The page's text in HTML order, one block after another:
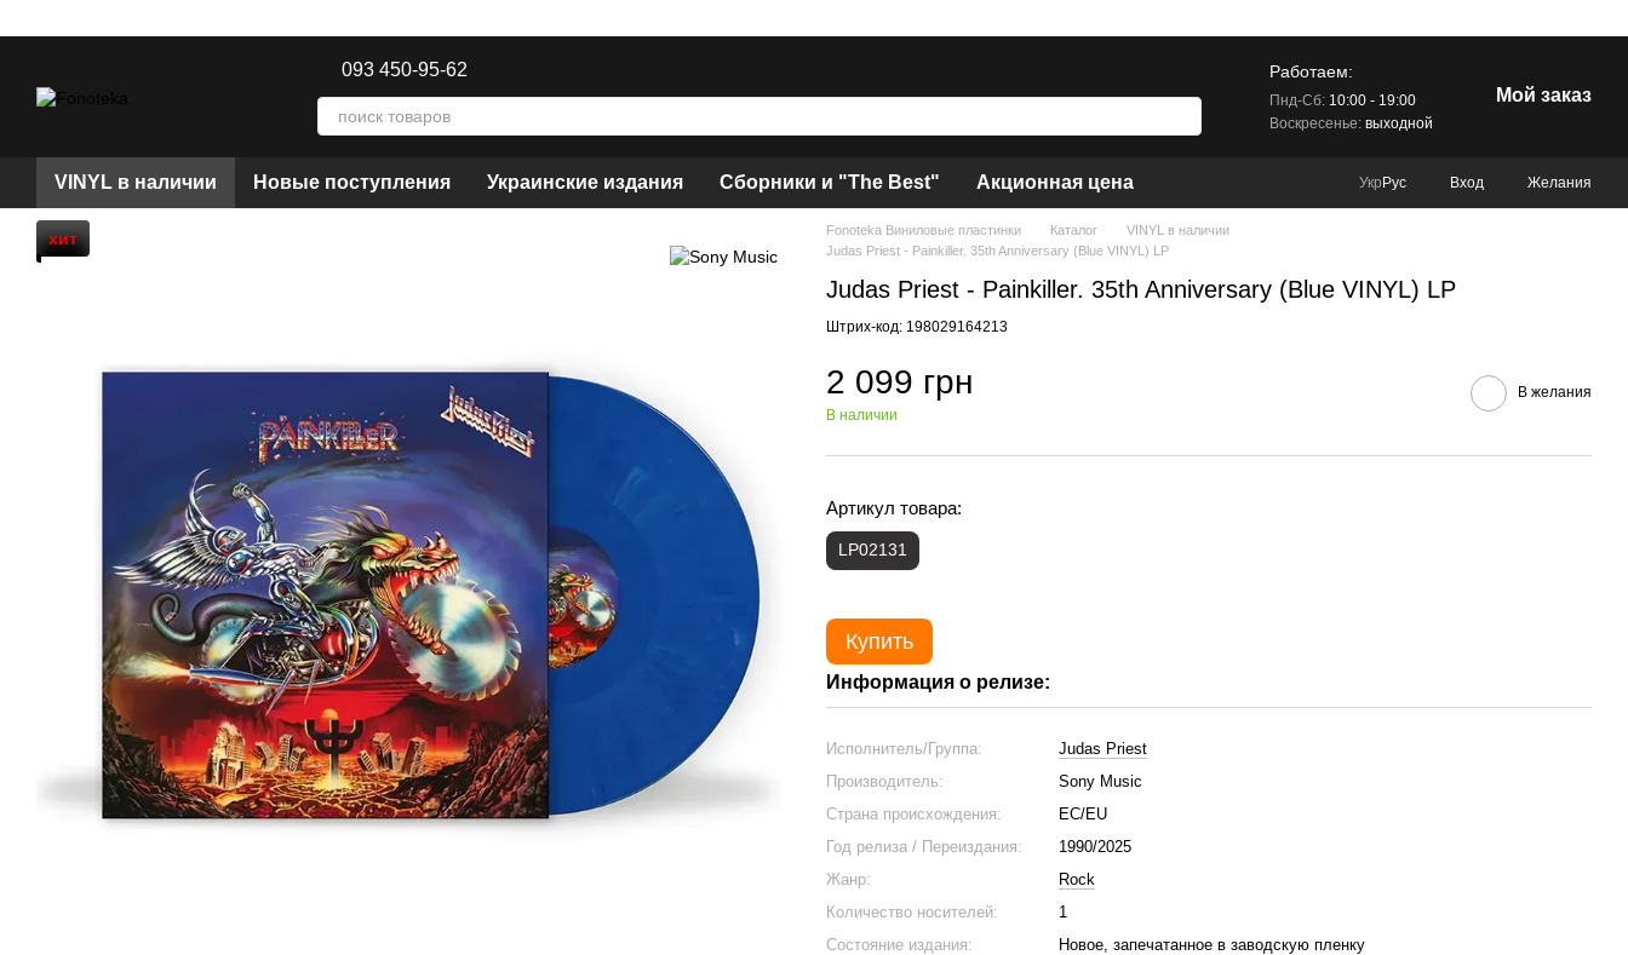
093 450-95-62 Работаем:
Пнд-Сб:10:00 - 19:00
Воскресенье:выходной
Мой заказ
VINYL в наличии Новые поступления Украинские издания Сборники и "The Best" Акционная цена Укр Рус Вход Желания
хит Fonoteka Виниловые пластинки Каталог
VINYL в наличии
Judas Priest - Painkiller. 35th Anniversary (Blue VINYL) LP
Judas Priest - Painkiller. 35th Anniversary (Blue VINYL) LP
Штрих-код: 198029164213
2 099 грн
В наличии
В желания
Артикул товара:
LP02131
Купить
Информация о релизе:
Исполнитель/Группа:
Judas Priest
Производитель:
Sony Music
Страна происхождения:
ЕС/EU
Год релиза / Переиздания:
1990/2025
Жанр:
Rock
Количество носителей:
1
Состояние издания:
Новое, запечатанное в заводскую пленку